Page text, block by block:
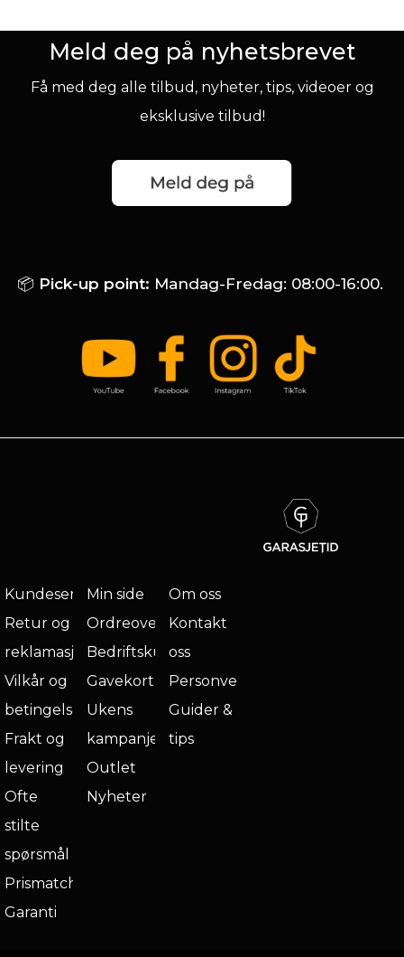
Meld deg på nyhetsbrevet
Få med deg alle tilbud, nyheter, tips, videoer og
eksklusive tilbud!
📦 Pick-up point: Mandag-Fredag: 08:00-16:00.
Kundeservice
Retur og
reklamasjon
Vilkår og
betingelser
Frakt og
levering
Ofte
stilte
spørsmål
Prismatch
Garanti
Min side
Ordreoversikt
Bedriftskunde
Gavekort
Ukens
kampanje
Outlet
Nyheter
Om oss
Kontakt
oss
Personvern
Guider &
tips